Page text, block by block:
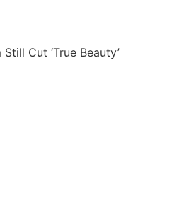
Cut ‘True Beauty’